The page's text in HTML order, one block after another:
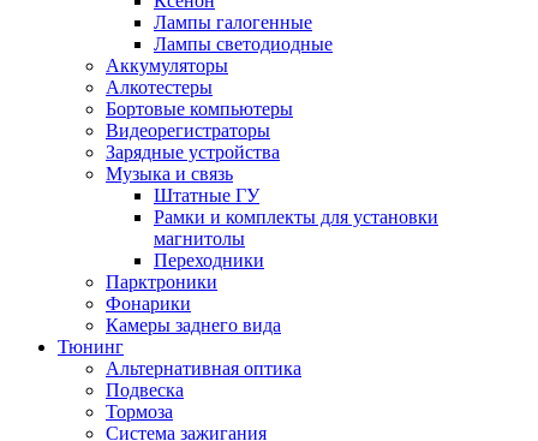
Лампы галогенные
Лампы светодиодные
Аккумуляторы
Алкотестеры
Бортовые компьютеры
Видеорегистраторы
Зарядные устройства
Музыка и связь
Штатные ГУ
Рамки и комплекты для установки
магнитолы
Переходники
Парктроники
Фонарики
Камеры заднего вида
Тюнинг
Альтернативная оптика
Подвеска
Тормоза
Система зажигания